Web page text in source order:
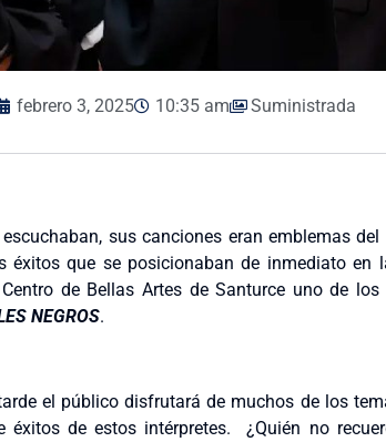
febrero 3, 2025 10:35 am Suministrada
sus canciones eran emblemas
éxitos que se posicionaban de inmediato en
de Bellas Artes de Santurce uno de
NEGROS.
el público disfrutará de muchos de los
de estos intérpretes. ¿Quién no